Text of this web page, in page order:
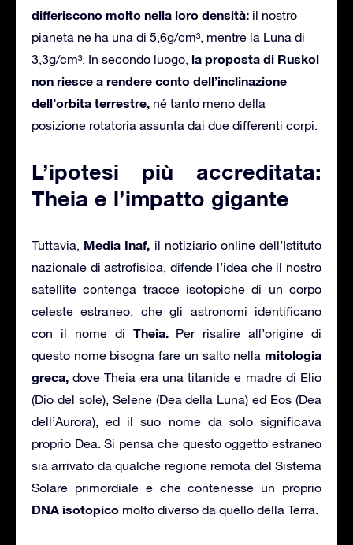
differiscono molto nella loro densità: il nostro
pianeta ne ha una di 5,6g/cm³, mentre la Luna di
3,3g/cm³. In secondo luogo, la proposta di Ruskol
non riesce a rendere conto dell’inclinazione
dell’orbita terrestre, né tanto meno della
posizione rotatoria assunta dai due differenti corpi.
L’ipotesi più accreditata:
Theia e l’impatto gigante
Tuttavia, Media Inaf, il notiziario online dell’Istituto
nazionale di astrofisica, difende l’idea che il nostro
satellite contenga tracce isotopiche di un corpo
celeste estraneo, che gli astronomi identificano
con il nome di Theia.Per risalire all’origine di
questo nome bisogna fare un salto nella mitologia
greca, dove Theia era una titanide e madre di Elio
(Dio del sole), Selene (Dea della Luna) ed Eos (Dea
dell’Aurora), ed il suo nome da solo significava
proprio Dea. Si pensa che questo oggetto estraneo
sia arrivato da qualche regione remota del Sistema
Solare primordiale e che contenesse un proprio
DNA isotopico molto diverso da quello della Terra.